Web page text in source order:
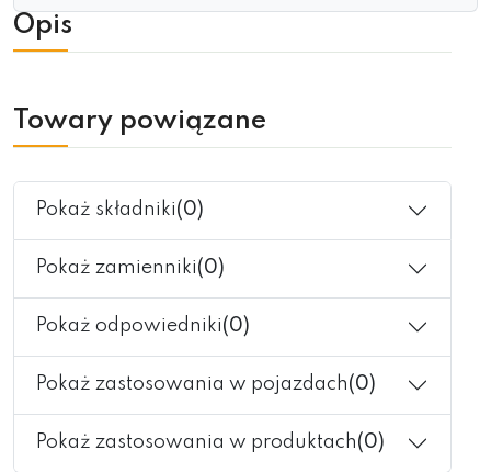
Opis
Towary powiązane
Pokaż składniki(0)
Pokaż zamienniki(0)
Pokaż odpowiedniki(0)
Pokaż zastosowania w pojazdach(0)
Pokaż zastosowania w produktach(0)